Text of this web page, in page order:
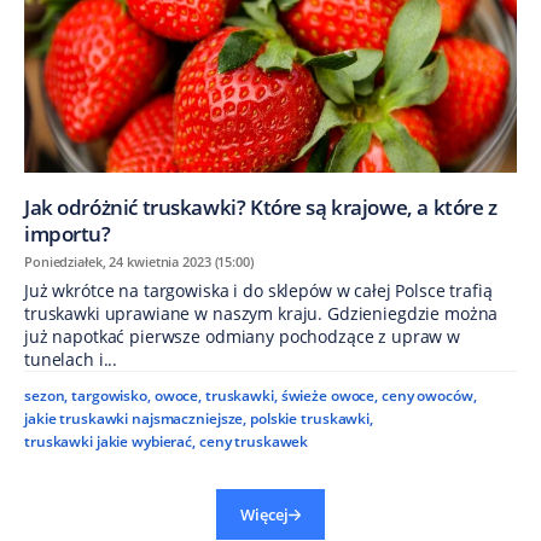
Jak odróżnić truskawki? Które są krajowe, a które z
importu?
Poniedziałek, 24 kwietnia 2023 (15:00)
Już wkrótce na targowiska i do sklepów w całej Polsce trafią
truskawki uprawiane w naszym kraju. Gdzieniegdzie można
już napotkać pierwsze odmiany pochodzące z upraw w
tunelach i...
sezon,targowisko,owoce,truskawki,świeże owoce,ceny owoców,
jakie truskawki najsmaczniejsze, polskie truskawki,
truskawki jakie wybierać,ceny truskawek
Więcej